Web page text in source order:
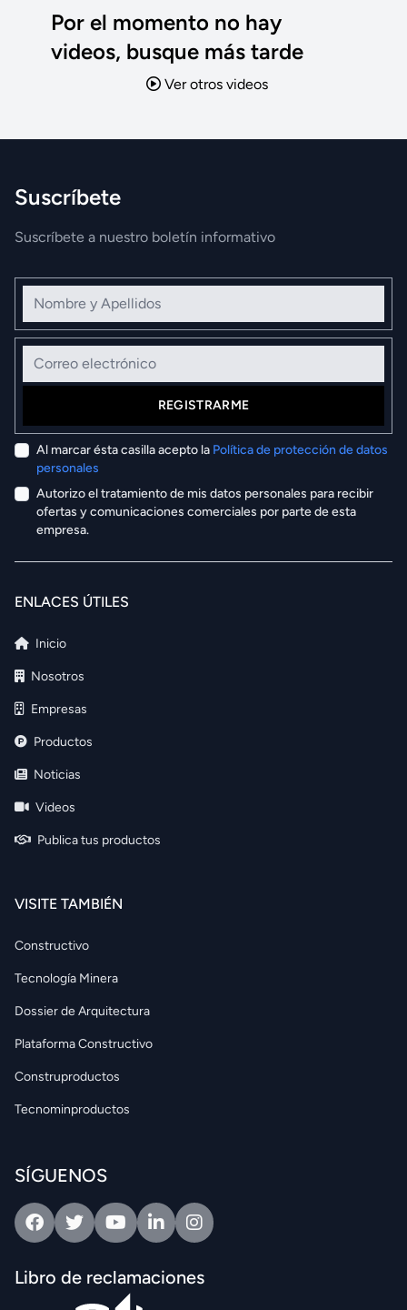
Por el momento no hay
videos, busque más tarde
Ver otros videos
Suscríbete
Suscríbete a nuestro boletín informativo
Nombre y Apellidos
Correo electrónico
REGISTRARME
Al marcar ésta casilla acepto la Política de protección de datos
personales
Autorizo el tratamiento de mis datos personales para recibir
ofertas y comunicaciones comerciales por parte de esta
empresa.
ENLACES ÚTILES
Inicio
Nosotros
Empresas
Productos
Noticias
Videos
Publica tus productos
VISITE TAMBIÉN
Constructivo
Tecnología Minera
Dossier de Arquitectura
Plataforma Constructivo
Construproductos
Tecnominproductos
SÍGUENOS
FacebookTwitterYoutubeLinkedinIntagram
Libro de reclamaciones